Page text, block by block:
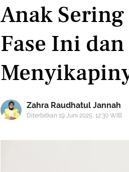
Anak
Fase Ini
Zahra Raudhatul Jannah
Diterbitkan 19 Juni 2025, 12:30 WIB